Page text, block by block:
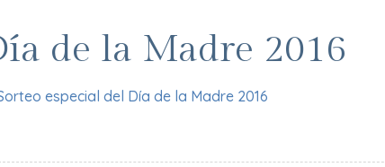
de la Madre 2016
especial del Día de la Madre 2016